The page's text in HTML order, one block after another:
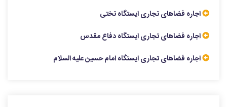
اجاره فضاهای تجاری ایستگاه تختی
اجاره فضاهای تجاری ایستگاه دفاع مقدس
اجاره فضاهای تجاری ایستگاه امام حسین علیه السلام